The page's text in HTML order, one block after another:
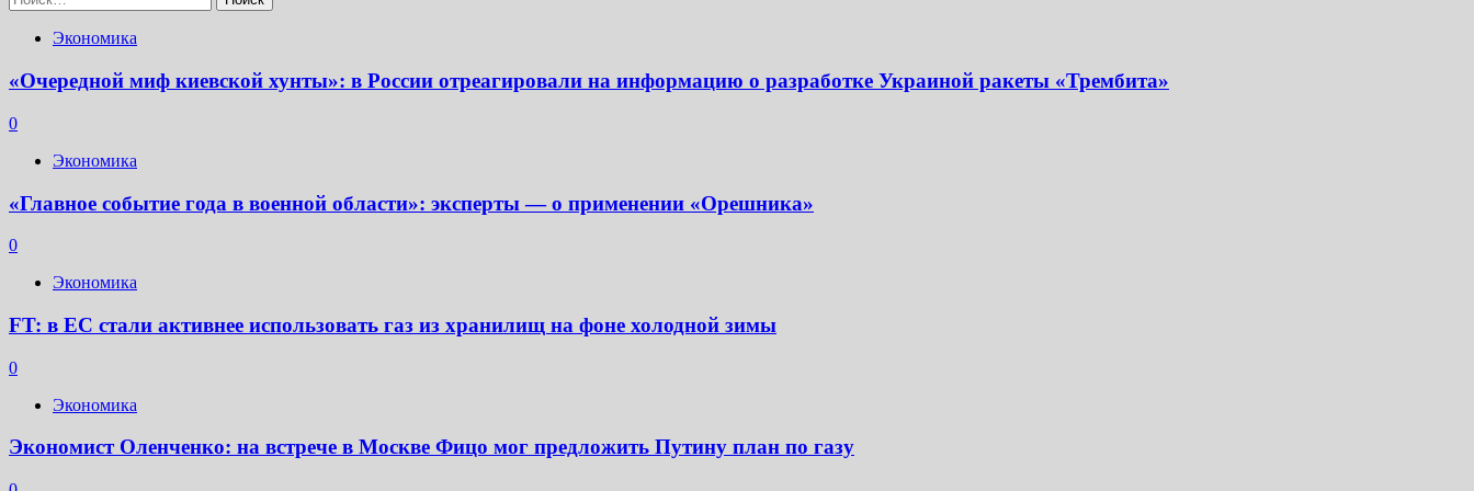
Экономика
«Очередной миф киевской хунты»: в России отреагировали на информацию о разработке Украиной ракеты «Трембита»
0
Экономика
«Главное событие года в военной области»: эксперты — о применении «Орешника»
0
Экономика
FT: в ЕС стали активнее использовать газ из хранилищ на фоне холодной зимы
0
Экономика
Экономист Оленченко: на встрече в Москве Фицо мог предложить Путину план по газу